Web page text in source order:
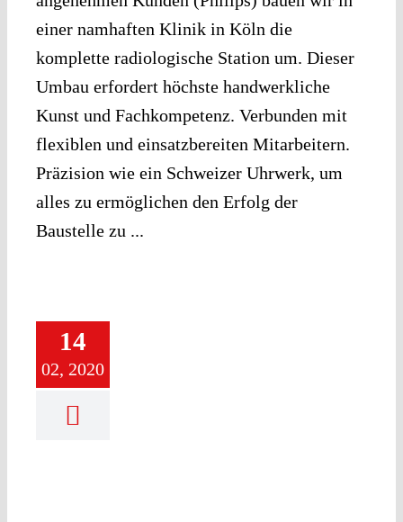
einer namhaften Klinik in Köln die
komplette radiologische Station um. Dieser
Umbau erfordert höchste handwerkliche
Kunst und Fachkompetenz. Verbunden mit
flexiblen und einsatzbereiten Mitarbeitern.
Präzision wie ein Schweizer Uhrwerk, um
alles zu ermöglichen den Erfolg der
Baustelle zu ...
14
02, 2020